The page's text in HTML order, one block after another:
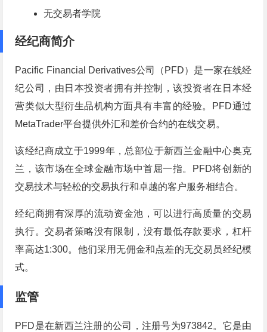
无交易者学院
经纪商简介
Pacific Financial Derivatives公司（PFD）是一家在线经
纪公司，由日本投资者拥有并控制，该投资者在日本经
营类似大型衍生品机构方面具有丰富的经验。PFD通过
MetaTrader平台提供外汇和差价合约的在线交易。
该经纪商成立于1999年，总部位于新西兰金融中心奥克
兰，该市场在全球金融市场中首屈一指。PFD将创新的
交易技术与轻松的交易执行和卓越的客户服务相结合。
经纪商拥有深厚的流动资金池，可以进行高质量的交易
执行。交易者策略没有限制，没有最低存款要求，杠杆
率高达1:300。他们采用无佣金和点差的无交易员经纪模
式。
监管
PFD是在新西兰注册的公司，注册号为973842。它是由